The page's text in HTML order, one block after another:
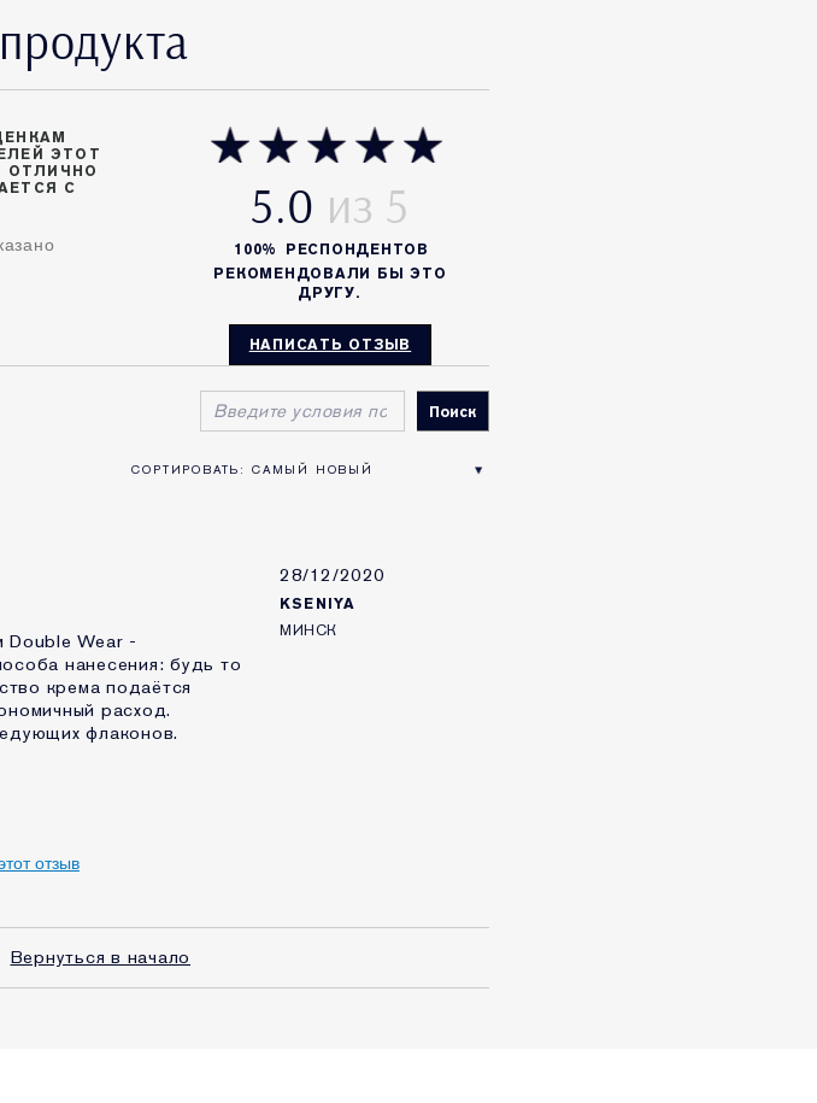
ЭТОТ
ОТЛИЧНО
С
5.0
НАПИСАТЬ ОТЗЫВ
100%
РЕСПОНДЕНТОВ
РЕКОМЕНДОВАЛИ БЫ ЭТО
ДРУГУ.
28/12/2020
KSENIYA
МИНСК
Double Wear -
нанесения: будь то
крема подаётся
расход.
флаконов.
тона
отзыв
Вернуться в начало